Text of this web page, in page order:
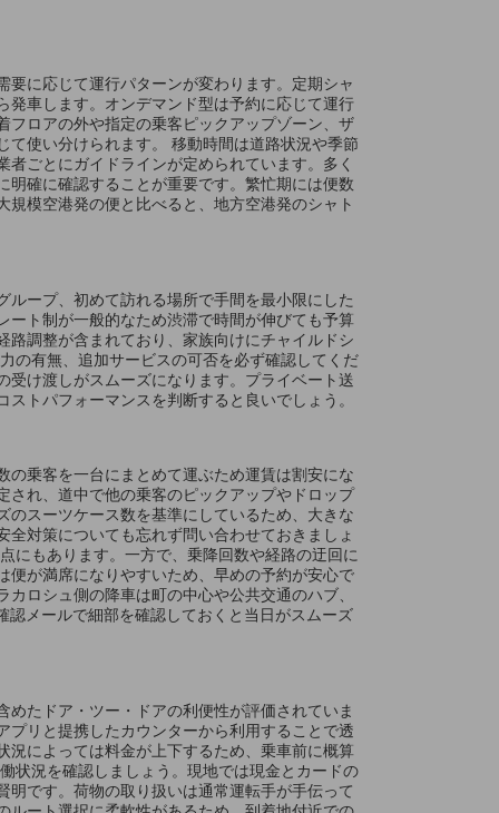
に応じて運行パターンが変わります。定期シャ
車します。オンデマンド型は予約に応じて運行
ロアの外や指定の乗客ピックアップゾーン、ザ
使い分けられます。 移動時間は道路状況や季節
ごとにガイドラインが定められています。多く
確に確認することが重要です。繁忙期には便数
模空港発の便と比べると、地方空港発のシャト
ープ、初めて訪れる場所で手間を最小限にした
ト制が一般的なため渋滞で時間が伸びても予算
調整が含まれており、家族向けにチャイルドシ
の有無、追加サービスの可否を必ず確認してくだ
け渡しがスムーズになります。プライベート送
トパフォーマンスを判断すると良いでしょう。
乗客を一台にまとめて運ぶため運賃は割安にな
れ、道中で他の乗客のピックアップやドロップ
スーツケース数を基準にしているため、大きな
対策についても忘れず問い合わせておきましょ
にもあります。一方で、乗降回数や経路の迂回に
が満席になりやすいため、早めの予約が安心で
ロシュ側の降車は町の中心や公共交通のハブ、
メールで細部を確認しておくと当日がスムーズ
たドア・ツー・ドアの利便性が評価されていま
リと提携したカウンターから利用することで透
によっては料金が上下するため、乗車前に概算
状況を確認しましょう。現地では現金とカードの
です。荷物の取り扱いは通常運転手が手伝って